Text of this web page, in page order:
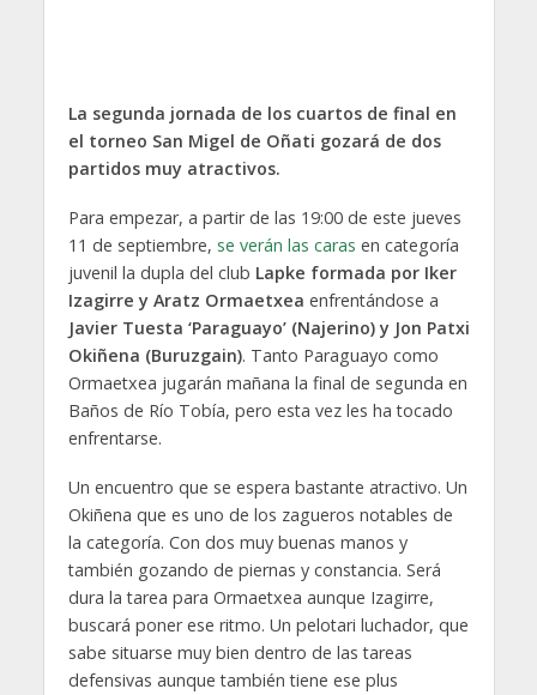
La segunda jornada de los cuartos de final en
el torneo San Migel de Oñati gozará de dos
partidos muy atractivos.
Para empezar, a partir de las 19:00 de este jueves
11 de septiembre, se verán las caras en categoría
juvenil la dupla del club Lapke formada por Iker
Izagirre y Aratz Ormaetxea enfrentándose a
Javier Tuesta ‘Paraguayo’ (Najerino) y Jon Patxi
Okiñena (Buruzgain). Tanto Paraguayo como
Ormaetxea jugarán mañana la final de segunda en
Baños de Río Tobía, pero esta vez les ha tocado
enfrentarse.
Un encuentro que se espera bastante atractivo. Un
Okiñena que es uno de los zagueros notables de
la categoría. Con dos muy buenas manos y
también gozando de piernas y constancia. Será
dura la tarea para Ormaetxea aunque Izagirre,
buscará poner ese ritmo. Un pelotari luchador, que
sabe situarse muy bien dentro de las tareas
defensivas aunque también tiene ese plus